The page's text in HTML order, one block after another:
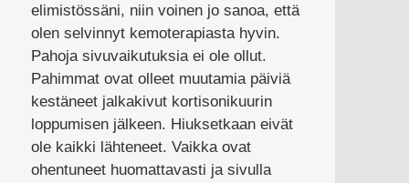
elimistössäni, niin voinen jo sanoa, että
olen selvinnyt kemoterapiasta hyvin.
Pahoja sivuvaikutuksia ei ole ollut.
Pahimmat ovat olleet muutamia päiviä
kestäneet jalkakivut kortisonikuurin
loppumisen jälkeen. Hiuksetkaan eivät
ole kaikki lähteneet. Vaikka ovat
ohentuneet huomattavasti ja sivulla